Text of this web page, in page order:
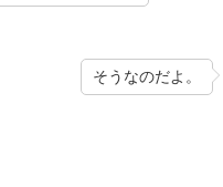
そうなのだよ。